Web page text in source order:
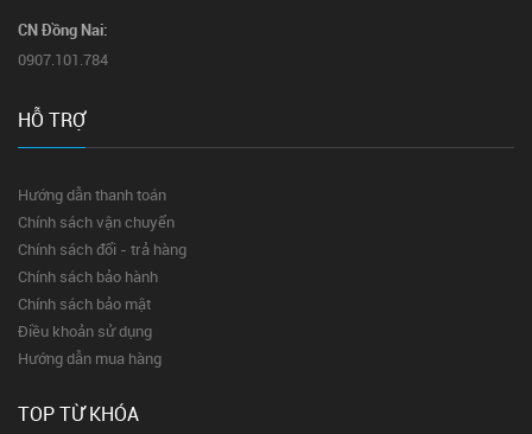
CN Đồng Nai:
0907.101.784
HỖ TRỢ
Hướng dẫn thanh toán
Chính sách vận chuyển
Chính sách đổi - trả hàng
Chính sách bảo hành
Chính sách bảo mật
Điều khoản sử dụng
Hướng dẫn mua hàng
TOP TỪ KHÓA